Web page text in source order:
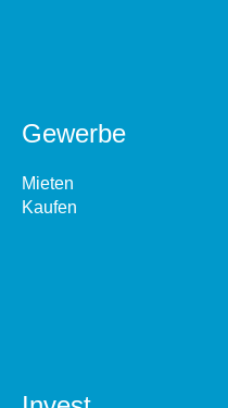
Gewerbe
Mieten
Kaufen